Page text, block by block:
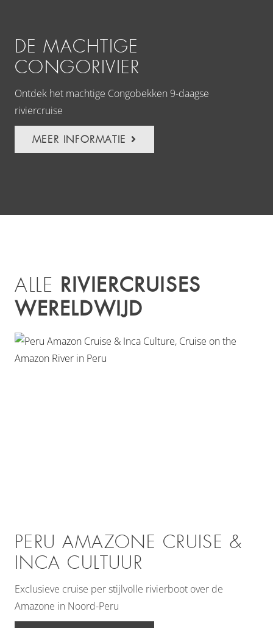
DE MACHTIGE
CONGORIVIER
Ontdek het machtige Congobekken 9-daagse
riviercruise
MEER INFORMATIE
ALLE RIVIERCRUISES
WERELDWIJD
PERU AMAZONE CRUISE &
INCA CULTUUR
Exclusieve cruise per stijlvolle rivierboot over de
Amazone in Noord-Peru